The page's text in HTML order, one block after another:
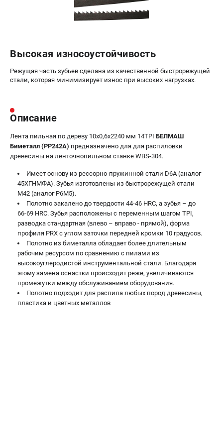
Валы строгальные
Патроны и переходники
Прижимные устройства
Рольганги-роликовые опоры
Цанги и зажимы
ПОЛЕЗНЫЕ СТАТЬИ
Характеристики токарных станков
Токарные "ДОПЫ"
Все о влажности древесины
ТЕЛЕФОН (САНКТ-ПЕТЕРБУРГ)
+7 (812) 317-66-20
Информация размещённая на сайте не является публичной
офертой
проспект Александровской Фермы, 29АЛ
8 (812) 317-66-20
Режим работы колл-центра:
пн-пт - с 9:00 до 18:00
сб - с 10:00 до 16:00
вс - выходной
zakaz@belmash-market.ru
Высокая износоустойчивость
Режущая часть зубьев сделана из качественной быстрорежущей
стали, которая минимизирует износ при высоких нагрузках.
Описание
Лента пильная по дереву 10х0,6х2240 мм 14TPI БЕЛМАШ
Биметалл (PP242A) предназначено для для распиловки
древесины на ленточнопильном станке WBS-304.
Имеет основу из рессорно-пружинной стали D6A (аналог
45ХГНМФА). Зубья изготовлены из быстрорежущей стали
М42 (аналог Р6М5).
Полотно закалено до твердости 44-46 HRC, а зубья – до
66-69 HRC. Зубья расположены с переменным шагом TPI,
разводка стандартная (влево – вправо - прямой), форма
профиля PRX с углом заточки передней кромки 10 градусов.
Полотно из биметалла обладает более длительным
рабочим ресурсом по сравнению с пилами из
высокоуглеродистой инструментальной стали. Благодаря
этому замена оснастки происходит реже, увеличиваются
промежутки между обслуживанием оборудования.
Полотно подходит для распила любых пород древесины,
пластика и цветных металлов